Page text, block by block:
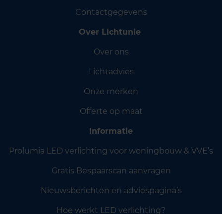
Contactgegevens
Over Lichtunie
Over ons
Lichtadvies
Onze merken
Offerte op maat
Informatie
Prolumia LED verlichting voor woningbouw & VVE’s
Gratis Bespaarscan aanvragen
Nieuwsberichten en adviespagina’s
Hoe werkt LED verlichting?